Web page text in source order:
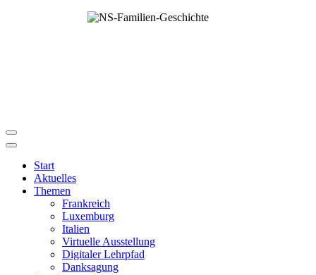
Start
Aktuelles
Themen
Frankreich
Luxemburg
Italien
Virtuelle Ausstellung
Digitaler Lehrpfad
Danksagung